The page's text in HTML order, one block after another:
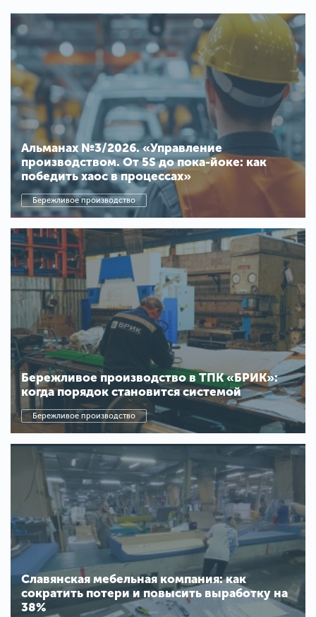
Альманах №3/2026. «Управление
производством. От 5S до пока-йоке: как
победить хаос в процессах»
Бережливое производство
Бережливое производство в ТПК «БРИК»:
когда порядок становится системой
Бережливое производство
Славянская мебельная компания: как
сократить потери и повысить выработку на
38%